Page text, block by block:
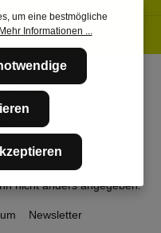
zzgl.Versandkosten
nicht anders angegeben.
Newsletter
um eine bestmögliche
Mehr Informationen ...